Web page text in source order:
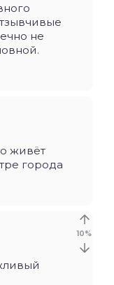
10%
не
живёт
города